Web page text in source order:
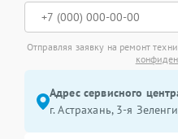
Отправляя заявку на ремонт
Адрес сервисного
г. Астрахань, 3-я